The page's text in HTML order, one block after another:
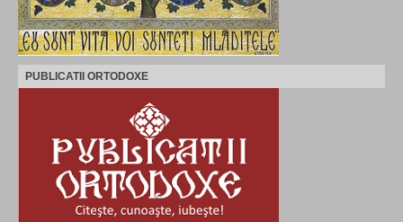
PUBLICATII ORTODOXE